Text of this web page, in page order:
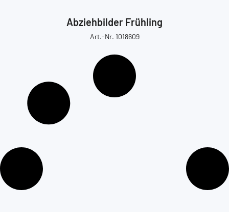
Abziehbilder Frühling
Art.-Nr. 1018609